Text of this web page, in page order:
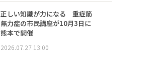
正しい知識が力になる 重症筋
無力症の市民講座が10月3日に
熊本で開催
2026.07.27 13:00